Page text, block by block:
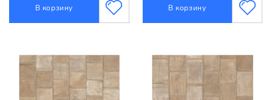
В корзину В корзину